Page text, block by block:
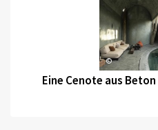
©
Eine Cenote aus